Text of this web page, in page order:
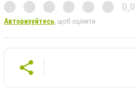
0,0
Авторизуйтесь, щоб оцінити